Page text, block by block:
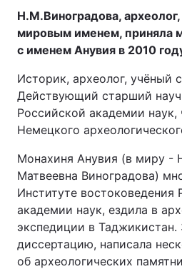
Н.М.Виноградова,
мировым именем, приняла
с именем Анувия в 2010
Историк, археолог,
Действующий старший
Российской академии наук,
Немецкого
Монахиня Анувия (в миру -
Матвеевна Виноградова)
Институте востоковедения
академии наук, ездила в
экспедиции в Таджикистан.
диссертацию, написала
об археологических